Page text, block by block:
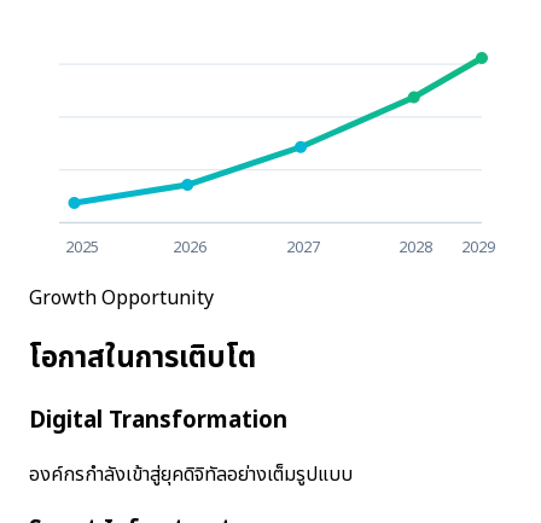
2025 2026 2027 2028 2029
Growth Opportunity
โอกาสในการเติบโต
Digital Transformation
องค์กรกำลังเข้าสู่ยุคดิจิทัลอย่างเต็มรูปแบบ